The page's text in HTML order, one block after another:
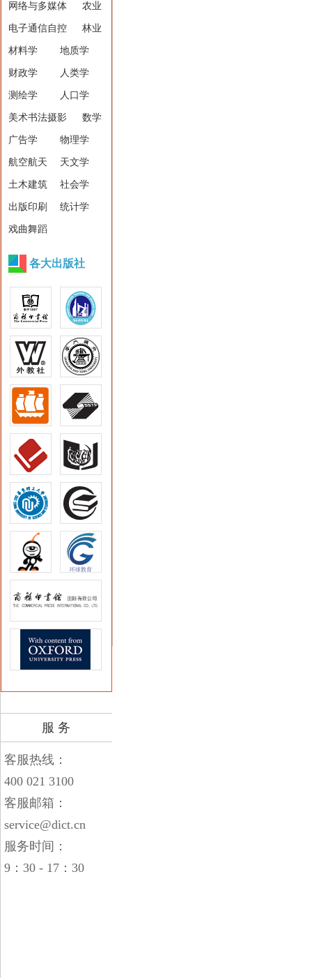
网络与多媒体 农业
电子通信自控 林业
材料学 地质学
财政学 人类学
测绘学 人口学
美术书法摄影 数学
广告学 物理学
航空航天 天文学
土木建筑 社会学
出版印刷 统计学
戏曲舞蹈
各大出版社
服 务
客服热线：
400 021 3100
客服邮箱：
service@dict.cn
服务时间：
9：30 - 17：30